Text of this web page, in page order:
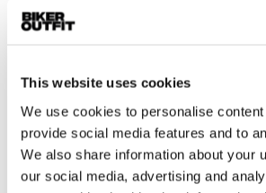
This website uses cookies
We use cookies to personalise
provide social media features and to
We also share information about your
our social media, advertising and